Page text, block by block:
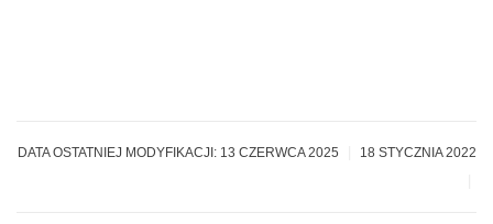
DATA OSTATNIEJ MODYFIKACJI: 13 CZERWCA 2025 18 STYCZNIA 2022